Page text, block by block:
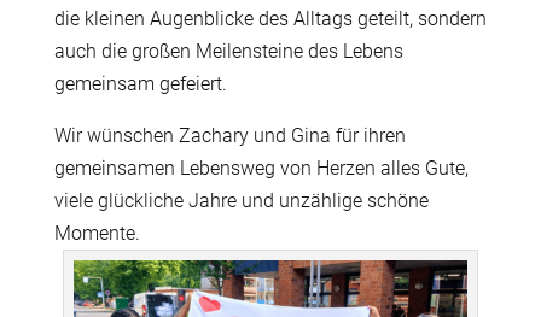
die kleinen Augenblicke des Alltags geteilt, sondern
auch die großen Meilensteine des Lebens
gemeinsam gefeiert.
Wir wünschen Zachary und Gina für ihren
gemeinsamen Lebensweg von Herzen alles Gute,
viele glückliche Jahre und unzählige schöne
Momente.